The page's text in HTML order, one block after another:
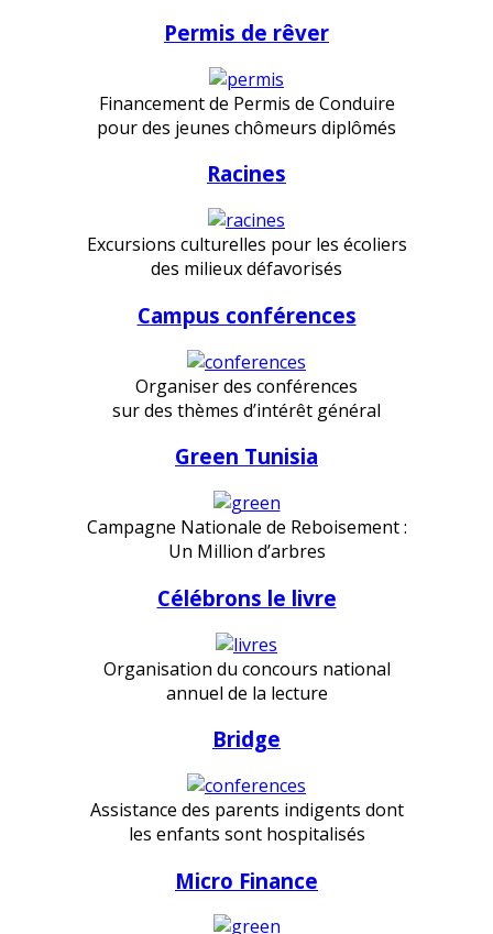
Permis de rêver
Financement de Permis de Conduire
pour des jeunes chômeurs diplômés
Racines
Excursions culturelles pour les écoliers
des milieux défavorisés
Campus conférences
Organiser des conférences
sur des thèmes d’intérêt général
Green Tunisia
Campagne Nationale de Reboisement :
Un Million d’arbres
Célébrons le livre
Organisation du concours national
annuel de la lecture
Bridge
Assistance des parents indigents dont
les enfants sont hospitalisés
Micro Finance